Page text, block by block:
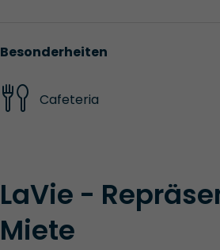
Besonderheiten
Cafeteria
LaVie -
Miete